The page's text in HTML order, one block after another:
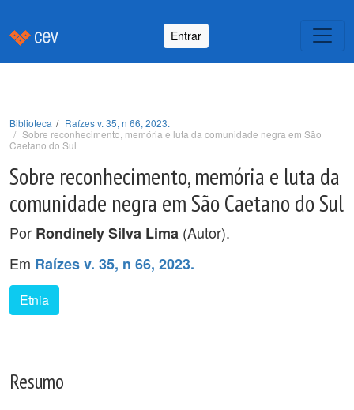
Entrar
Biblioteca
Raízes v. 35, n 66, 2023.
Sobre reconhecimento, memória e luta da comunidade negra em São
Caetano do Sul
Sobre reconhecimento, memória e luta da
comunidade negra em São Caetano do Sul
Por Rondinely Silva Lima (Autor).
Em Raízes v. 35, n 66, 2023.
Etnia
Resumo